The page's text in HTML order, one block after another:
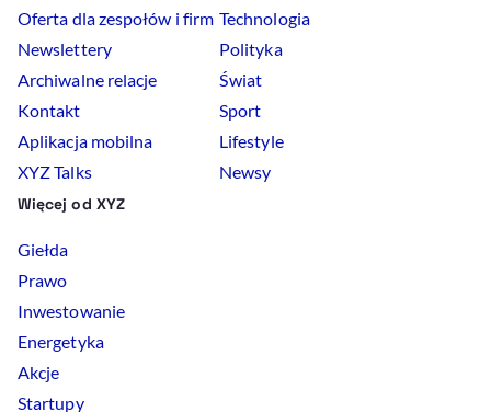
Oferta dla zespołów i firm
Newslettery
Archiwalne relacje
Kontakt
Aplikacja mobilna
XYZ Talks
Technologia
Polityka
Świat
Sport
Lifestyle
Newsy
Więcej od XYZ
Giełda
Prawo
Inwestowanie
Energetyka
Akcje
Startupy